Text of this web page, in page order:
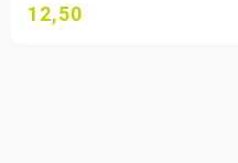
12,50